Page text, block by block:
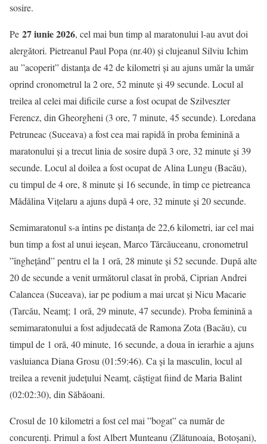
sosire.
Pe 27 iunie 2026, cel mai bun timp al maratonului l-au avut doi
alergători. Pietreanul Paul Popa (nr.40) și clujeanul Silviu Ichim
au ”acoperit” distanța de 42 de kilometri și au ajuns umăr la umăr
oprind cronometrul la 2 ore, 52 minute și 49 secunde. Locul al
treilea al celei mai dificile curse a fost ocupat de Szilveszter
Ferencz, din Gheorgheni (3 ore, 7 minute, 45 secunde). Loredana
Petruneac (Suceava) a fost cea mai rapidă în proba feminină a
maratonului și a trecut linia de sosire după 3 ore, 32 minute și 39
secunde. Locul al doilea a fost ocupat de Alina Lungu (Bacău),
cu timpul de 4 ore, 8 minute și 16 secunde, în timp ce pietreanca
Mădălina Vițelaru a ajuns după 4 ore, 32 minute și 20 secunde.
Semimaratonul s-a întins pe distanța de 22,6 kilometri, iar cel mai
bun timp a fost al unui ieșean, Marco Tărcăuceanu, cronometrul
”înghețând” pentru el la 1 oră, 28 minute și 52 secunde. După alte
20 de secunde a venit următorul clasat în probă, Ciprian Andrei
Calancea (Suceava), iar pe podium a mai urcat și Nicu Macarie
(Tarcău, Neamț; 1 oră, 29 minute, 47 secunde). Proba feminină a
semimaratonului a fost adjudecată de Ramona Zota (Bacău), cu
timpul de 1 oră, 40 minute, 16 secunde, a doua în ierarhie a ajuns
vasluianca Diana Grosu (01:59:46). Ca și la masculin, locul al
treilea a revenit județului Neamț, câștigat fiind de Maria Balint
(02:02:30), din Săbăoani.
Crosul de 10 kilometri a fost cel mai ”bogat” ca număr de
concurenți. Primul a fost Albert Munteanu (Zlătunoaia, Botoșani),